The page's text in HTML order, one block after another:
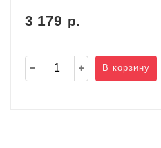
3 179 р.
В корзину